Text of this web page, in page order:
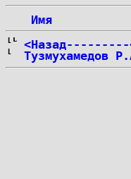
Имя
<Назад---------
Тузмухамедов